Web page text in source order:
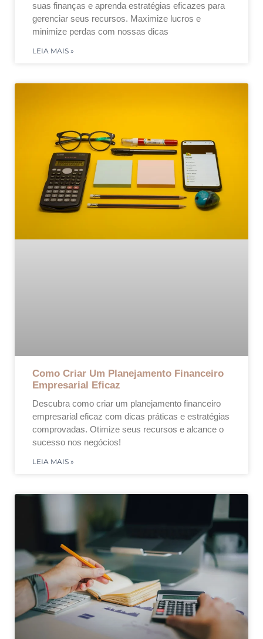
suas finanças e aprenda estratégias eficazes para
gerenciar seus recursos. Maximize lucros e
minimize perdas com nossas dicas
LEIA MAIS »
Como Criar Um Planejamento Financeiro
Empresarial Eficaz
Descubra como criar um planejamento financeiro
empresarial eficaz com dicas práticas e estratégias
comprovadas. Otimize seus recursos e alcance o
sucesso nos negócios!
LEIA MAIS »